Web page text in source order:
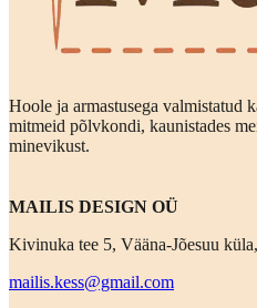
Hoole ja armastusega valmistatud
mitmeid põlvkondi, kaunistades
minevikust.
MAILIS DESIGN OÜ
Kivinuka tee 5, Vääna-Jõesuu
mailis.kess@gmail.com